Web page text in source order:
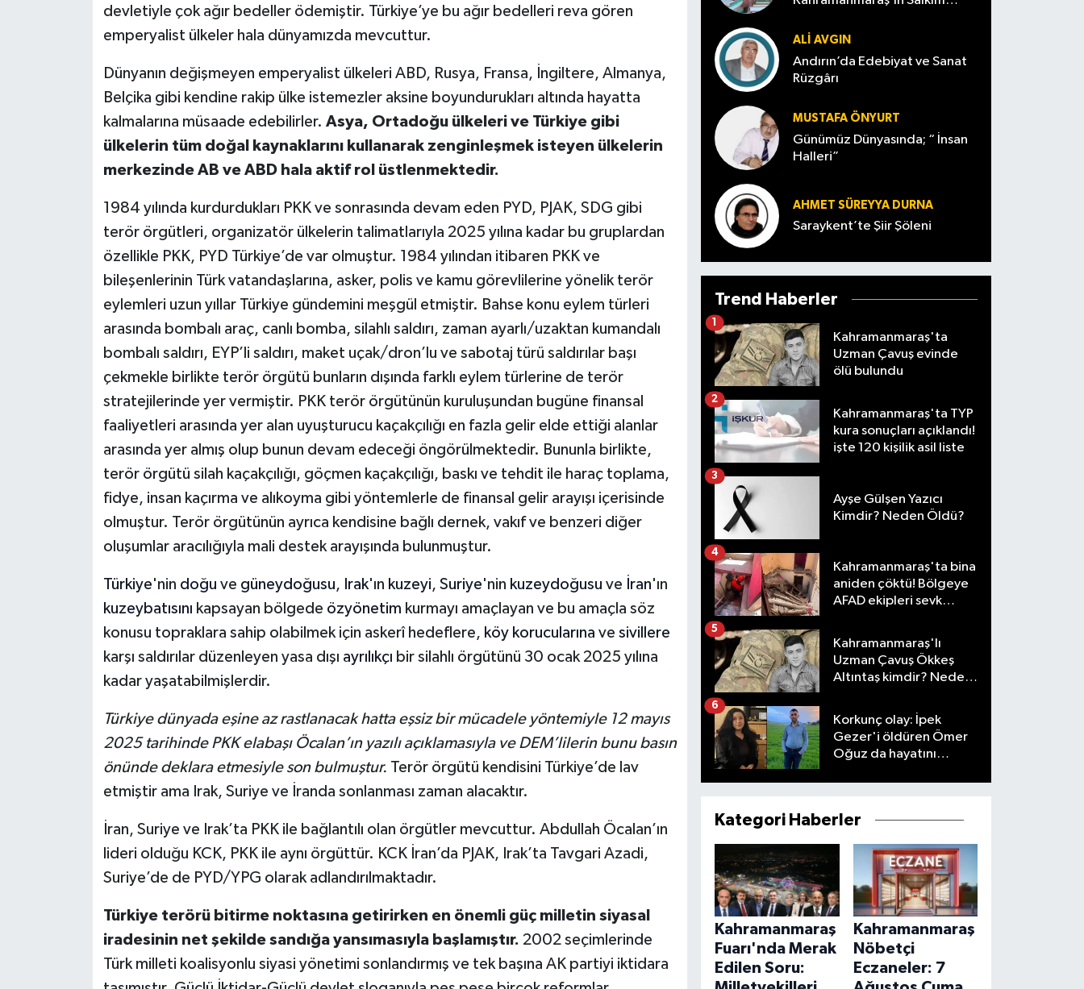
devletiyle çok ağır bedeller ödemiştir. Türkiye’ye bu ağır bedelleri reva gören
emperyalist ülkeler hala dünyamızda mevcuttur.
Dünyanın değişmeyen emperyalist ülkeleri ABD, Rusya, Fransa, İngiltere, Almanya,
Belçika gibi kendine rakip ülke istemezler aksine boyundurukları altında hayatta
kalmalarına müsaade edebilirler. Asya, Ortadoğu ülkeleri ve Türkiye gibi
ülkelerin tüm doğal kaynaklarını kullanarak zenginleşmek isteyen ülkelerin
merkezinde AB ve ABD hala aktif rol üstlenmektedir.
1984 yılında kurdurdukları PKK ve sonrasında devam eden PYD, PJAK, SDG gibi
terör örgütleri, organizatör ülkelerin talimatlarıyla 2025 yılına kadar bu gruplardan
özellikle PKK, PYD Türkiye’de var olmuştur. 1984 yılından itibaren PKK ve
bileşenlerinin Türk vatandaşlarına, asker, polis ve kamu görevlilerine yönelik terör
eylemleri uzun yıllar Türkiye gündemini meşgül etmiştir. Bahse konu eylem türleri
arasında bombalı araç, canlı bomba, silahlı saldırı, zaman ayarlı/uzaktan kumandalı
bombalı saldırı, EYP’li saldırı, maket uçak/dron’lu ve sabotaj türü saldırılar başı
çekmekle birlikte terör örgütü bunların dışında farklı eylem türlerine de terör
stratejilerinde yer vermiştir. PKK terör örgütünün kuruluşundan bugüne finansal
faaliyetleri arasında yer alan uyuşturucu kaçakçılığı en fazla gelir elde ettiği alanlar
arasında yer almış olup bunun devam edeceği öngörülmektedir. Bununla birlikte,
terör örgütü silah kaçakçılığı, göçmen kaçakçılığı, baskı ve tehdit ile haraç toplama,
fidye, insan kaçırma ve alıkoyma gibi yöntemlerle de finansal gelir arayışı içerisinde
olmuştur. Terör örgütünün ayrıca kendisine bağlı dernek, vakıf ve benzeri diğer
oluşumlar aracılığıyla mali destek arayışında bulunmuştur.
Türkiye'nin doğu ve güneydoğusu, Irak'ın kuzeyi, Suriye'nin kuzeydoğusu ve İran'ın
kuzeybatısını kapsayan bölgede özyönetim kurmayı amaçlayan ve bu amaçla söz
konusu topraklara sahip olabilmek için askerî hedeflere, köy korucularına ve sivillere
karşı saldırılar düzenleyen yasa dışı ayrılıkçı bir silahlı örgütünü 30 ocak 2025 yılına
kadar yaşatabilmişlerdir.
Türkiye dünyada eşine az rastlanacak hatta eşsiz bir mücadele yöntemiyle 12 mayıs
2025 tarihinde PKK elabaşı Öcalan’ın yazılı açıklamasıyla ve DEM’lilerin bunu basın
önünde deklara etmesiyle son bulmuştur. Terör örgütü kendisini Türkiye’de lav
etmiştir ama Irak, Suriye ve İranda sonlanması zaman alacaktır.
İran, Suriye ve Irak’ta PKK ile bağlantılı olan örgütler mevcuttur. Abdullah Öcalan’ın
lideri olduğu KCK, PKK ile aynı örgüttür. KCK İran’da PJAK, Irak’ta Tavgari Azadi,
Suriye’de de PYD/YPG olarak adlandırılmaktadır.
Türkiye terörü bitirme noktasına getirirken en önemli güç milletin siyasal
iradesinin net şekilde sandığa yansımasıyla başlamıştır. 2002 seçimlerinde
Türk milleti koalisyonlu siyasi yönetimi sonlandırmış ve tek başına AK partiyi iktidara
ALI AVGIN
Andırın’da Edebiyat ve Sanat
Rüzgârı
MUSTAFA ÖNYURT
Günümüz Dünyasında; “ İnsan
Halleri”
AHMET SÜREYYA DURNA
Saraykent’te Şiir Şöleni
Trend Haberler
Kahramanmaraş'ta
Uzman Çavuş evinde
ölü bulundu
1
Kahramanmaraş'ta TYP
kura sonuçları açıklandı!
işte 120 kişilik asil liste
2
Ayşe Gülşen Yazıcı
Kimdir? Neden Öldü?
3
Kahramanmaraş'ta bina
aniden çöktü! Bölgeye
AFAD ekipleri sevk
4
Kahramanmaraş'lı
Uzman Çavuş Ökkeş
Altıntaş kimdir? Neden
5
Korkunç olay: İpek
Gezer'i öldüren Ömer
Oğuz da hayatını
6
Kategori Haberler
Kahramanmaraş
Fuarı'nda Merak
Edilen Soru:
Kahramanmaraş
Nöbetçi
Eczaneler: 7
Kültür Sanat
Manşet Altı
Resmi İlan
SürManşet
Teknoloji
KAHRAMANMARAŞ